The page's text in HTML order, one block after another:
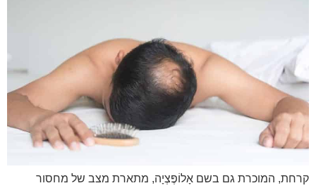
קרחת, המוכרת גם בשם אָלוֹפֶּצְיָה, מתארת מצב של מחסור